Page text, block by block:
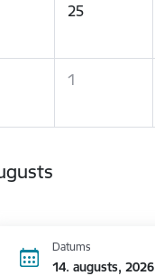
25
1
Datums
14. augusts, 2026